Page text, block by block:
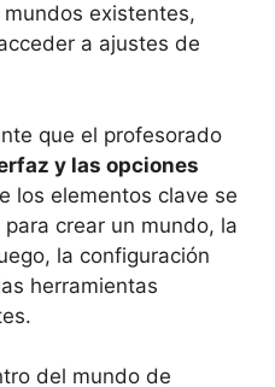
existentes,
a ajustes de
que el profesorado
y las opciones
los elementos clave se
crear un mundo, la
la configuración
herramientas
del mundo de